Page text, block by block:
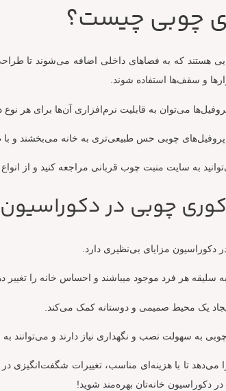
چوبی چیست؟
هستند که به فضاهای داخلی اضافه می‌شوند تا
و سقف‌ها استفاده شوند.
می‌توان به قابلیت نرم‌افزاری آن‌ها برای هر نوع
پروفیل‌های چوبی حس طبیعی‌تری به خانه می‌بخشند
به سایت‌ منبت چوب قربانی مراجعه کنید و از
چوبی در
دکوراسیون مزایای بی‌نظیری دارد.
سلیقه هر فرد موجود میباشند و احساس خانه را
یک محیط صمیمی و دوستانه کمک می‌کند.
به سهولت نصب و نگهداری نیاز دارند و می‌توانند
می‌دهد تا با هزینه‌ای مناسب، تغییرات شگفت‌انگیزی
در دکوراسیون خانه‌تان بهره‌مند شوید!